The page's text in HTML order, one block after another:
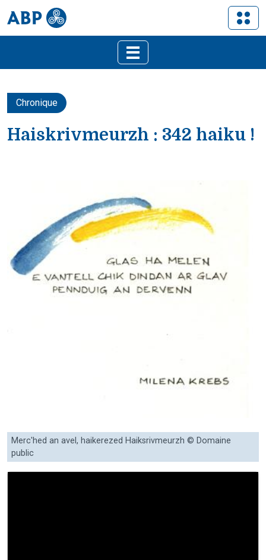
Chronique
Haiskrivmeurzh : 342 haiku !
Merc'hed an avel, haikerezed Haiksrivmeurzh © Domaine
public